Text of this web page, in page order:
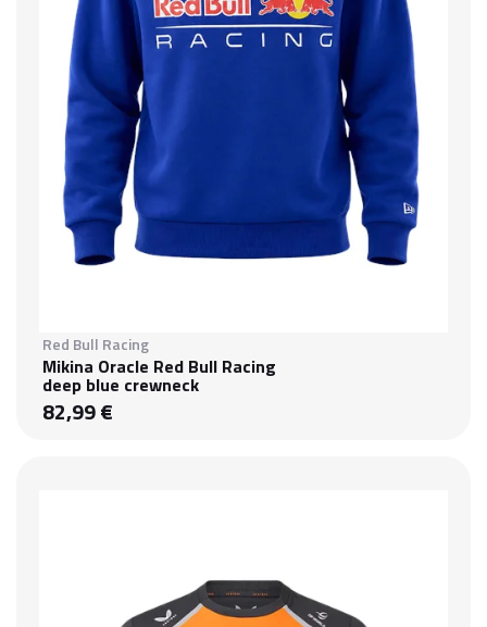
Red Bull Racing
Mikina Oracle Red Bull Racing
deep blue crewneck
82,99 €